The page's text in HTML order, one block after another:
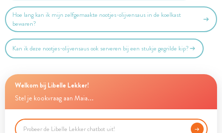
Hoe lang kan ik mijn zelfgemaakte nootjes-olijvensaus in de koelkast
bewaren?
Kan ik deze nootjes-olijvensaus ook serveren bij een stukje gegrilde kip?
Welkom bij Libelle Lekker!
Stel je kookvraag aan Maia...